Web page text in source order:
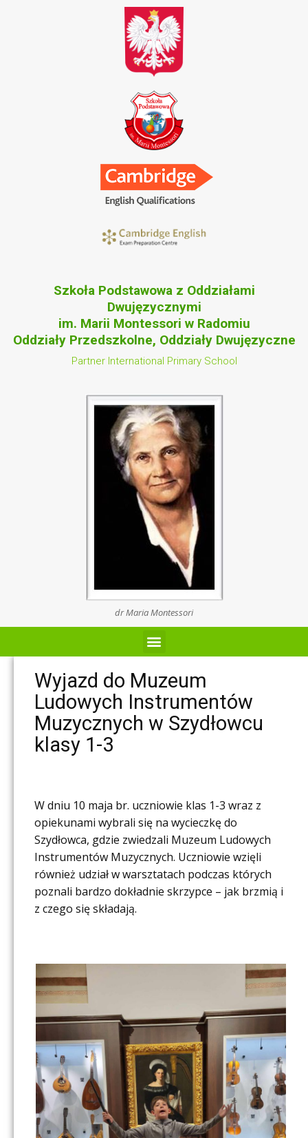
Szkoła Podstawowa z Oddziałami
Dwujęzycznymi
im. Marii Montessori w Radomiu
Oddziały Przedszkolne, Oddziały Dwujęzyczne
Partner International Primary School
dr Maria Montessori
Wyjazd do Muzeum
Ludowych Instrumentów
Muzycznych w Szydłowcu
klasy 1-3
W dniu 10 maja br. uczniowie klas 1-3 wraz z
opiekunami wybrali się na wycieczkę do
Szydłowca, gdzie zwiedzali Muzeum Ludowych
Instrumentów Muzycznych. Uczniowie wzięli
również udział w warsztatach podczas których
poznali bardzo dokładnie skrzypce – jak brzmią i
z czego się składają.